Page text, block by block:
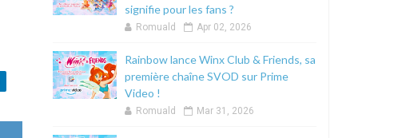
signifie pour les fans ?
Romuald Apr 02, 2026
Rainbow lance Winx Club & Friends, sa
première chaîne SVOD sur Prime
Video !
Romuald Mar 31, 2026